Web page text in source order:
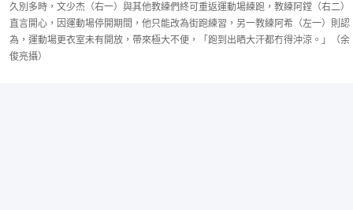
久別多時，文少杰（右一）與其他教練們終可重返運動場練跑，教練阿鏜（右二）
直言開心，因運動場停開期間，他只能改為街跑練習，另一教練阿希（左一）則認
為，運動場更衣室未有開放，帶來極大不便，「跑到出晒大汗都冇得沖涼。」（余
俊亮攝）